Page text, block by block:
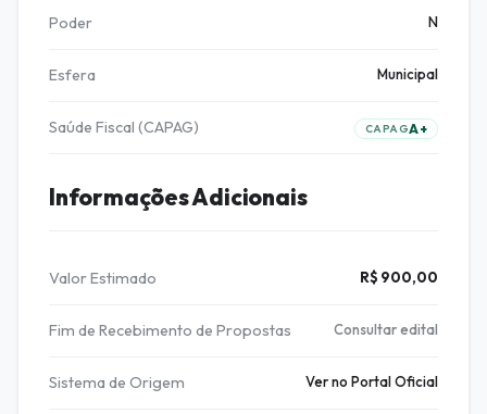
Poder N
Esfera Municipal
Saúde Fiscal (CAPAG) CAPAGA+
Informações Adicionais
Valor Estimado R$ 900,00
Fim de Recebimento de Propostas Consultar edital
Sistema de Origem Ver no Portal Oficial